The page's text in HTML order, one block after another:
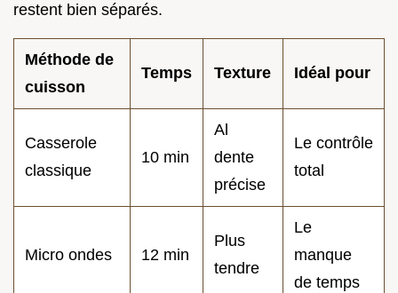
restent bien séparés.
Méthode de
cuisson
Temps Texture Idéal pour
Casserole
classique
10 min
Al
dente
précise
Le contrôle
total
Micro ondes 12 min
Plus
tendre
Le
manque
de temps